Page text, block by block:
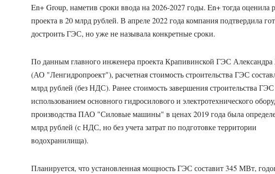
En+ Group, наметив сроки ввода на 2026-2027 годы. En+ тогда оценила
проекта в 20 млрд рублей. В апреле 2022 года компания подтвердила
достроить ГЭС, но уже не называла конкретные сроки.
По данным главного инженера проекта Крапивинской ГЭС Александра
(АО "Ленгидропроект"), расчетная стоимость строительства ГЭС
млрд рублей (без НДС). Ранее стоимость завершения строительства ГЭС
использованием основного гидросилового и электротехнического
производства ПАО "Силовые машины" в ценах 2019 года была
млрд рублей (с НДС, но без учета затрат по подготовке территории
водохранилища).
Планируется, что установленная мощность ГЭС составит 345 МВт,